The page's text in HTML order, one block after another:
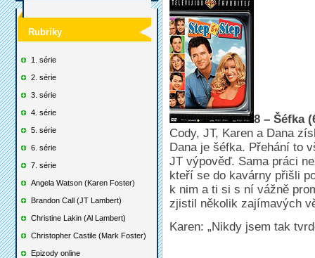
Rubriky
1. série
2. série
3. série
4. série
5. série
6. série
7. série
Angela Watson (Karen Foster)
Brandon Call (JT Lambert)
Christine Lakin (Al Lambert)
Christopher Castile (Mark Foster)
Epizody online
8 – Šéfka
Cody, JT, Karen a Dana
Dana je šéfka. Přehání to
JT výpověď. Sama práci
kteří se do kavárny přišli
k nim a ti si s ní vážně
zjistil několik zajímavých
Karen: „Nikdy jsem tak